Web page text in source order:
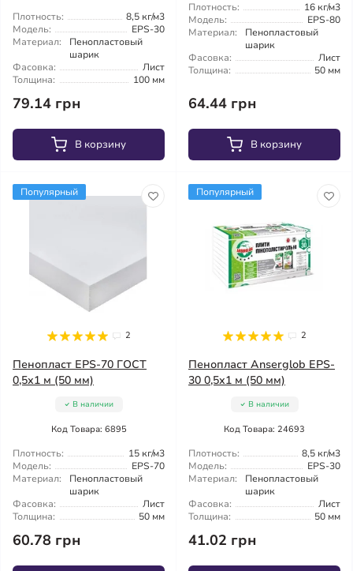
Плотность:
8,5 кг/м3
Модель:
EPS-30
Материал:
Пенопластовый
шарик
Фасовка:
Лист
Толщина:
100 мм
79.14 грн
В корзину
Плотность:
16 кг/м3
Модель:
EPS-80
Материал:
Пенопластовый
шарик
Фасовка:
Лист
Толщина:
50 мм
64.44 грн
В корзину
Популярный
2
Пенопласт EPS-70 ГОСТ
0,5х1 м (50 мм)
В наличии
Код Товара: 6895
Плотность:
15 кг/м3
Модель:
EPS-70
Материал:
Пенопластовый
шарик
Фасовка:
Лист
Толщина:
50 мм
60.78 грн
Популярный
2
Пенопласт Anserglob EPS-
30 0,5х1 м (50 мм)
В наличии
Код Товара: 24693
Плотность:
8,5 кг/м3
Модель:
EPS-30
Материал:
Пенопластовый
шарик
Фасовка:
Лист
Толщина:
50 мм
41.02 грн